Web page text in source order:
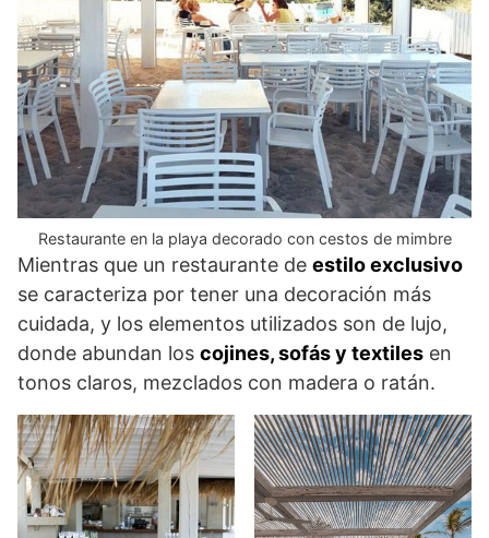
Restaurante en la playa decorado con cestos de mimbre
Mientras que un restaurante de estilo exclusivo
se caracteriza por tener una decoración más
cuidada, y los elementos utilizados son de lujo,
donde abundan los cojines, sofás y textiles en
tonos claros, mezclados con madera o ratán.